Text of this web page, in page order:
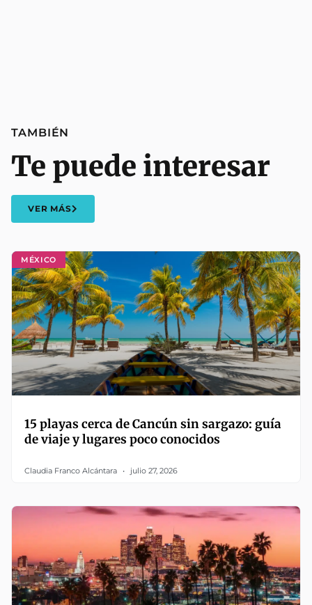
MÉXICO
15 playas cerca de Cancún sin sargazo: guía
de viaje y lugares poco conocidos
Claudia Franco Alcántara julio 27, 2026
TAMBIÉN
Te puede interesar
VER MÁS